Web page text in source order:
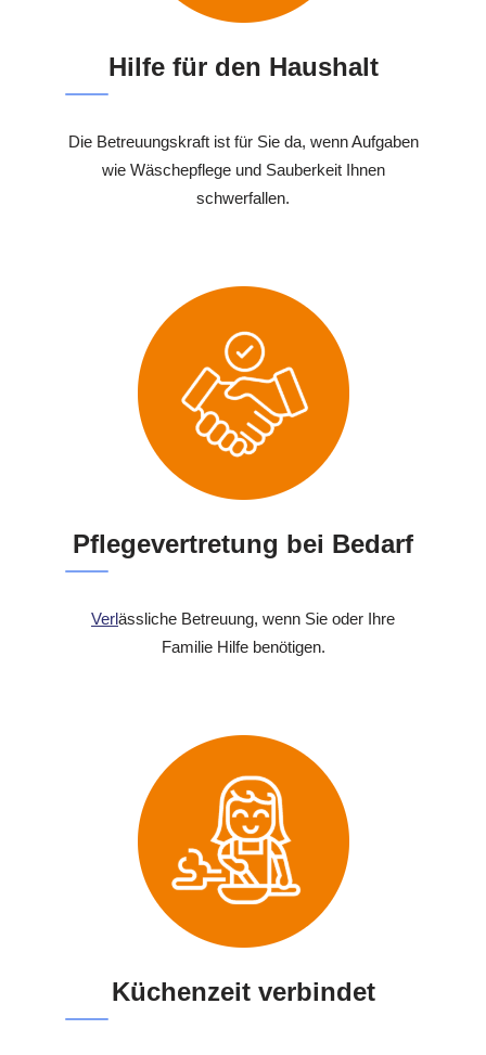
Hilfe für den Haushalt
Die Betreuungskraft ist für Sie da, wenn Aufgaben
wie Wäschepflege und Sauberkeit Ihnen
schwerfallen.
Pflegevertretung bei Bedarf
Verlässliche Betreuung, wenn Sie oder Ihre
Familie Hilfe benötigen.
Küchenzeit verbindet